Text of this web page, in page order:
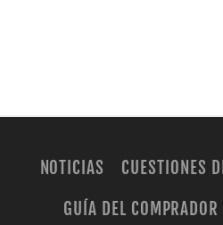
NOTICIAS CUESTIONES
GUÍA DEL COMPRADOR